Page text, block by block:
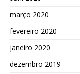
março 2020
fevereiro 2020
janeiro 2020
dezembro 2019